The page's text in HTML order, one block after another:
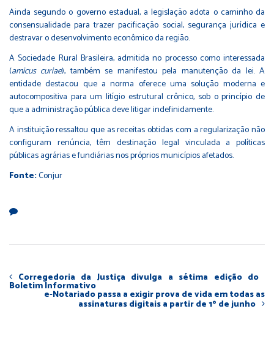
Ainda segundo o governo estadual, a legislação adota o caminho da
consensualidade para trazer pacificação social, segurança jurídica e
destravar o desenvolvimento econômico da região.
A Sociedade Rural Brasileira, admitida no processo como interessada
(amicus curiae), também se manifestou pela manutenção da lei. A
entidade destacou que a norma oferece uma solução moderna e
autocompositiva para um litígio estrutural crônico, sob o princípio de
que a administração pública deve litigar indefinidamente.
A instituição ressaltou que as receitas obtidas com a regularização não
configuram renúncia, têm destinação legal vinculada a políticas
públicas agrárias e fundiárias nos próprios municípios afetados.
Fonte:Conjur
Corregedoria da Justiça divulga a sétima edição do
Boletim Informativo
e-Notariado passa a exigir prova de vida em todas as
assinaturas digitais a partir de 1º de junho